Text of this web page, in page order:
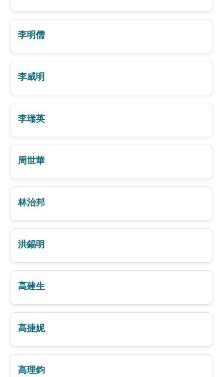
李明儒
李威明
李瑞英
周世華
林治邦
洪錫明
高建生
高捷妮
高理鈞